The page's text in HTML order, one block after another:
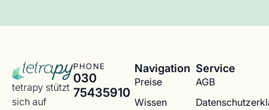
tetrapy stützt
sich auf
PHONE
030
75435910
Navigation
Preise
Wissen
Service
AGB